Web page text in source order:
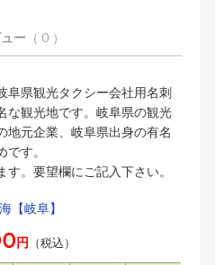
ュー （ 0 ）
阜県観光タクシー会社用名刺
な観光地です。岐阜県の観光
地元企業、岐阜県出身の有名
す。
。要望欄にご記入下さい。
【岐阜】
円 （税込）